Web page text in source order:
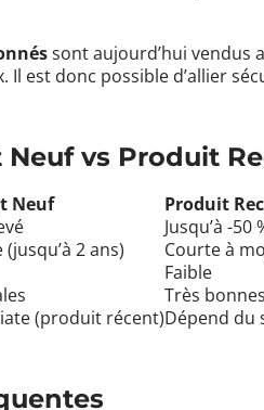
sont aujourd’hui vendus
Il est donc possible d’allier
vs Produit
Neuf
Produit
Jusqu’à -50
(jusqu’à 2 ans)
Courte à
Faible
Très
(produit récent)Dépend du